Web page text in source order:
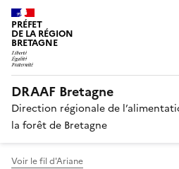
PRÉFET
DE LA RÉGION
BRETAGNE
DRAAF Bretagne
Direction régionale de
la forêt de Bretagne
Voir le fil d'Ariane